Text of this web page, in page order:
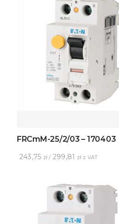
FRCmM-25/2/03 – 170403
243,75 zł / 299,81 zł z VAT